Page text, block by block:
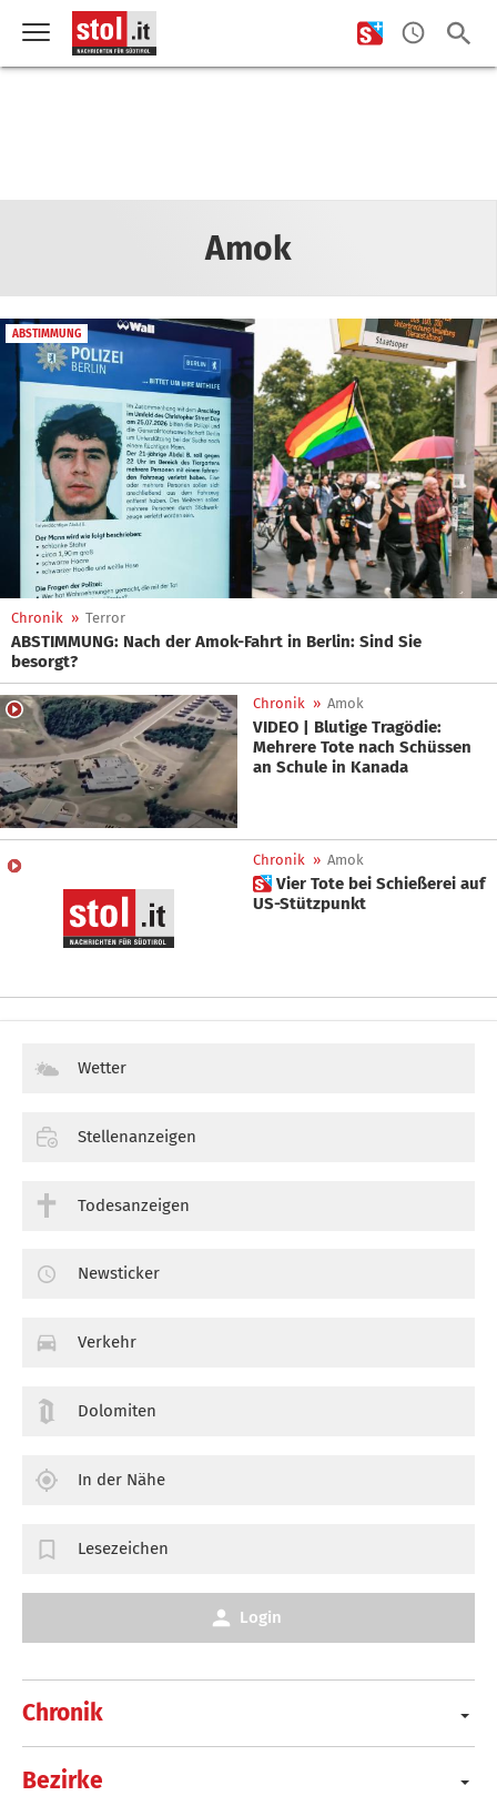
Amok
ABSTIMMUNG
Chronik » Terror
ABSTIMMUNG: Nach der Amok-Fahrt in Berlin: Sind Sie
besorgt?
Chronik » Amok
VIDEO | Blutige Tragödie:
Mehrere Tote nach Schüssen
an Schule in Kanada
Chronik » Amok
 Vier Tote bei Schießerei auf
US-Stützpunkt
Chronik
Bezirke
Wetter
Stellenanzeigen
Todesanzeigen
Newsticker
Verkehr
Dolomiten
In der Nähe
Lesezeichen
Login